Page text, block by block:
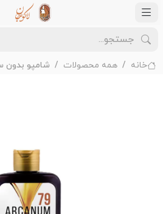
خانه همه محصولات شامپو بدون